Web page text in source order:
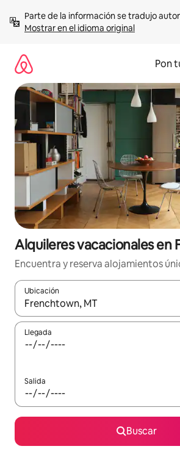
contenidoMostrar en el idioma original
Pon
Alquileres vacacionales en
Encuentra y reserva alojamientos
Ubicación
Cuando los resultados estén
Llegada
Salida
Buscar